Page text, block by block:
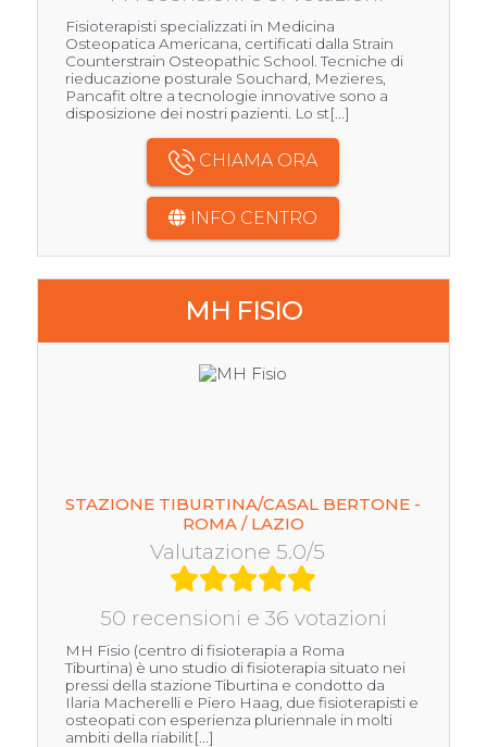
Fisioterapisti specializzati in Medicina
Osteopatica Americana, certificati dalla Strain
Counterstrain Osteopathic School. Tecniche di
rieducazione posturale Souchard, Mezieres,
Pancafit oltre a tecnologie innovative sono a
disposizione dei nostri pazienti. Lo st[...]
CHIAMA ORA
INFO CENTRO
MH FISIO
STAZIONE TIBURTINA/CASAL BERTONE -
ROMA / LAZIO
Valutazione 5.0/5
50 recensioni e 36 votazioni
MH Fisio (centro di fisioterapia a Roma
Tiburtina) è uno studio di fisioterapia situato nei
pressi della stazione Tiburtina e condotto da
Ilaria Macherelli e Piero Haag, due fisioterapisti e
osteopati con esperienza pluriennale in molti
ambiti della riabilit[...]